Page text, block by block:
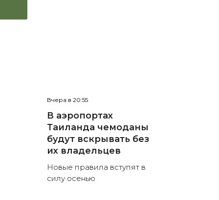
Вчера в 20:55
В аэропортах
Таиланда чемоданы
будут вскрывать без
их владельцев
Новые правила вступят в
силу осенью